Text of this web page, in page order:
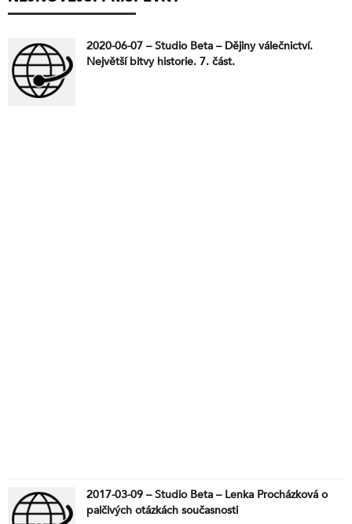
2020-06-07 – Studio Beta – Dějiny válečnictví.
Největší bitvy historie. 7. část.
2017-03-09 – Studio Beta – Lenka Procházková o
palčivých otázkách současnosti